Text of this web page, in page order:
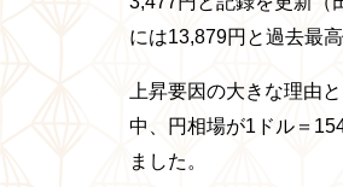
には13,879円と過去最
上昇要因の大きな理由
中、円相場が1ドル＝
ました。